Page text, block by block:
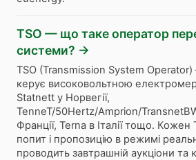
TSO — що таке оператор
системи? →
TSO (Transmission System
керує високовольтною
Statnett у Норвегії,
TenneT/50Hertz/Amprion/
Франції, Terna в Італії тощо. Кожен
попит і пропозицію в режимі
проводить завтрашній аукціони та